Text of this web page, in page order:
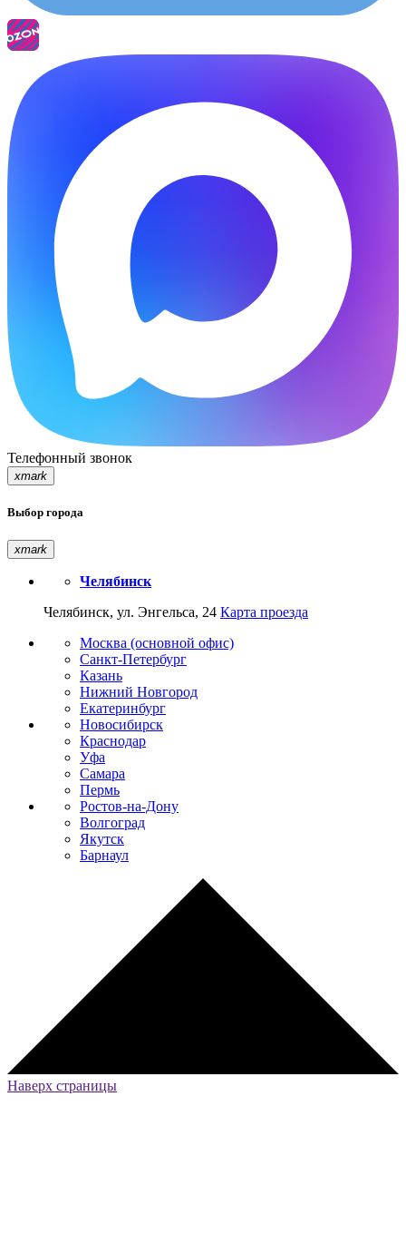
Телефонный звонок
xmark
Выбор города
xmark
Челябинск
Челябинск, ул. Энгельса, 24 Карта проезда
Москва (основной офис)
Санкт-Петербург
Казань
Нижний Новгород
Екатеринбург
Новосибирск
Краснодар
Уфа
Самара
Пермь
Ростов-на-Дону
Волгоград
Якутск
Барнаул
Наверх страницы